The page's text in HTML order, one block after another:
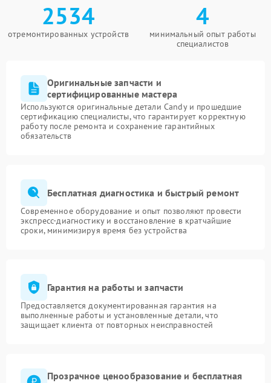
2534
отремонтированных устройств
4
минимальный опыт работы
специалистов
Оригинальные запчасти и
сертифицированные мастера
Используются оригинальные детали Candy и прошедшие
сертификацию специалисты, что гарантирует корректную
работу после ремонта и сохранение гарантийных
обязательств
Бесплатная диагностика и быстрый ремонт
Современное оборудование и опыт позволяют провести
экспресс-диагностику и восстановление в кратчайшие
сроки, минимизируя время без устройства
Гарантия на работы и запчасти
Предоставляется документированная гарантия на
выполненные работы и установленные детали, что
защищает клиента от повторных неисправностей
Прозрачное ценообразование и бесплатная